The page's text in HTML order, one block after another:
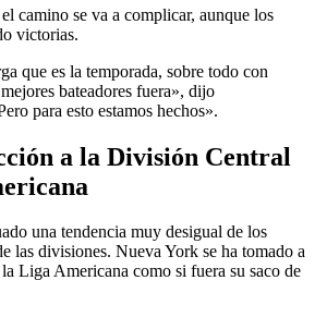
camino se va a complicar, aunque los
victorias.
que es la temporada, sobre todo con
bateadores fuera», dijo
para esto estamos hechos».
a la División Central
una tendencia muy desigual de los
las divisiones. Nueva York se ha tomado a
Liga Americana como si fuera su saco de